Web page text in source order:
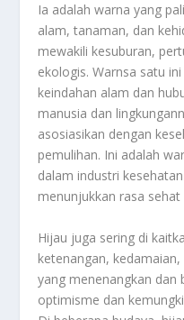
Ia adalah warna yang
alam, tanaman, dan
mewakili kesuburan,
ekologis. Warnsa satu
keindahan alam dan
manusia dan
asosiasikan dengan
pemulihan. Ini adalah
dalam industri
menunjukkan rasa
Hijau juga sering di
ketenangan,
yang menenangkan dan
optimisme dan